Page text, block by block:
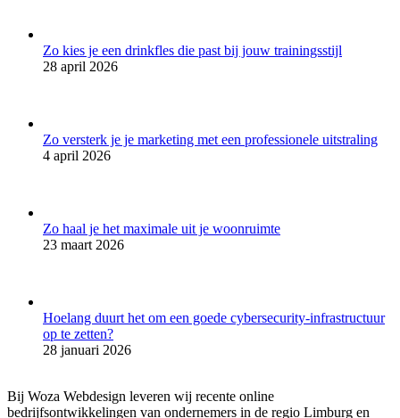
Zo kies je een drinkfles die past bij jouw trainingsstijl
28 april 2026
Zo versterk je je marketing met een professionele uitstraling
4 april 2026
Zo haal je het maximale uit je woonruimte
23 maart 2026
Hoelang duurt het om een goede cybersecurity-infrastructuur
op te zetten?
28 januari 2026
Bij Woza Webdesign leveren wij recente online
bedrijfsontwikkelingen van ondernemers in de regio Limburg en